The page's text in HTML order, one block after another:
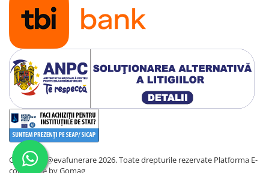
Copyright @evafunerare 2026. Toate drepturile rezervate Platforma E-
commerce by Gomag